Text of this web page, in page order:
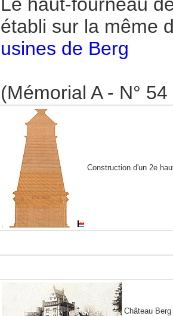
établi sur la même
usines de Berg
(Mémorial A - N°
Construction d'un 2e
Château Berg